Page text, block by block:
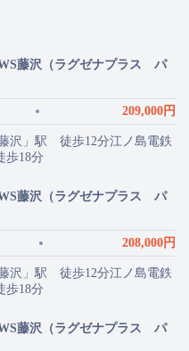
藤沢（ラグゼナプラス パ
209,000円
沢」駅 徒歩12分江ノ島電鉄
歩18分
藤沢（ラグゼナプラス パ
208,000円
沢」駅 徒歩12分江ノ島電鉄
歩18分
藤沢（ラグゼナプラス パ